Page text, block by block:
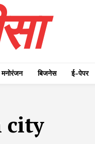
मनोरंजन बिजनेस ई-पेपर
city